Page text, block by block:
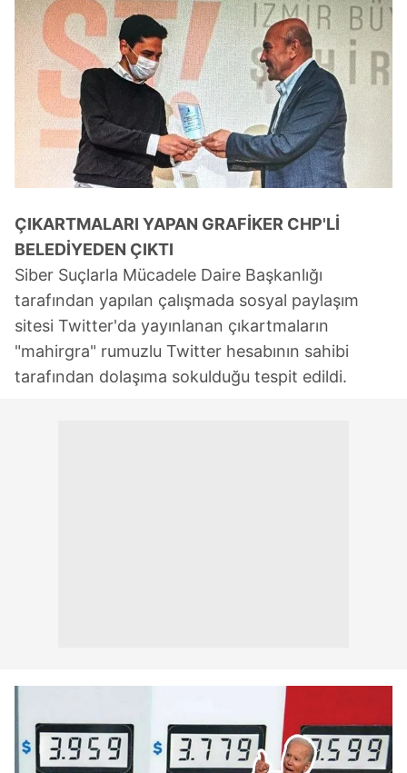
ÇIKARTMALARI YAPAN GRAFİKER CHP'Lİ
BELEDİYEDEN ÇIKTI
Siber Suçlarla Mücadele Daire Başkanlığı
tarafından yapılan çalışmada sosyal paylaşım
sitesi Twitter'da yayınlanan çıkartmaların
"mahirgra" rumuzlu Twitter hesabının sahibi
tarafından dolaşıma sokulduğu tespit edildi.